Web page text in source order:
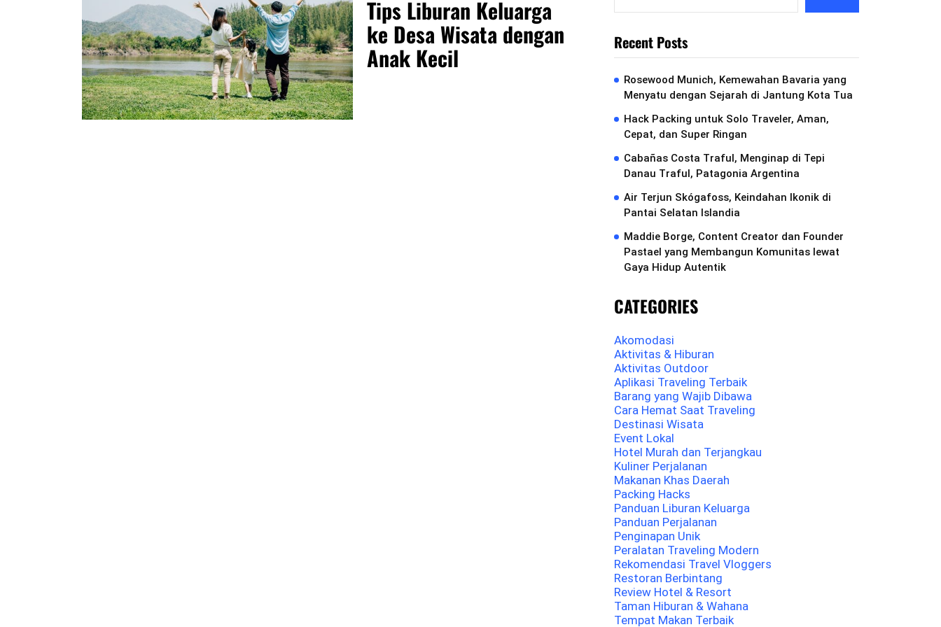
Tips Liburan Keluarga
ke Desa Wisata dengan
Anak Kecil Recent Posts
Rosewood Munich, Kemewahan Bavaria yang
Menyatu dengan Sejarah di Jantung Kota Tua
Hack Packing untuk Solo Traveler, Aman,
Cepat, dan Super Ringan
Cabañas Costa Traful, Menginap di Tepi
Danau Traful, Patagonia Argentina
Air Terjun Skógafoss, Keindahan Ikonik di
Pantai Selatan Islandia
Maddie Borge, Content Creator dan Founder
Pastael yang Membangun Komunitas lewat
Gaya Hidup Autentik
CATEGORIES
Akomodasi
Aktivitas & Hiburan
Aktivitas Outdoor
Aplikasi Traveling Terbaik
Barang yang Wajib Dibawa
Cara Hemat Saat Traveling
Destinasi Wisata
Event Lokal
Hotel Murah dan Terjangkau
Kuliner Perjalanan
Makanan Khas Daerah
Packing Hacks
Panduan Liburan Keluarga
Panduan Perjalanan
Penginapan Unik
Peralatan Traveling Modern
Rekomendasi Travel Vloggers
Restoran Berbintang
Review Hotel & Resort
Taman Hiburan & Wahana
Tempat Makan Terbaik